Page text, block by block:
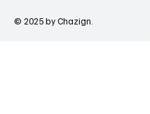
© 2025 by Chazign.